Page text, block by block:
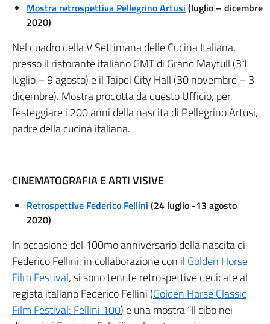
Mostra retrospettiva Pellegrino Artusi (luglio – dicembre
2020)
Nel quadro della V Settimana delle Cucina Italiana,
presso il ristorante italiano GMT di Grand Mayfull (31
luglio – 9 agosto) e il Taipei City Hall (30 novembre – 3
dicembre). Mostra prodotta da questo Ufficio, per
festeggiare i 200 anni della nascita di Pellegrino Artusi,
padre della cucina italiana.
CINEMATOGRAFIA E ARTI VISIVE
Retrospettive Federico Fellini (24 luglio -13 agosto
2020)
In occasione del 100mo anniversario della nascita di
Federico Fellini, in collaborazione con il Golden Horse
Film Festival, si sono tenute retrospettive dedicate al
regista italiano Federico Fellini (Golden Horse Classic
Film Festival: Fellini 100) e una mostra “Il cibo nei